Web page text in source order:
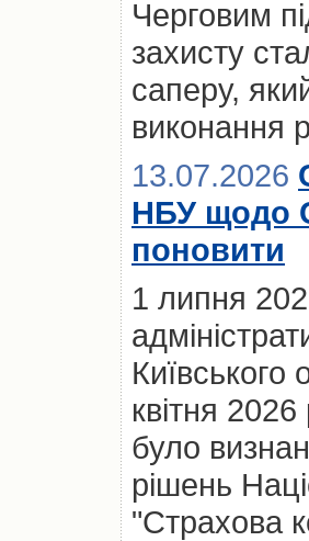
Черговим
захисту
саперу,
виконання
13.07.2026
НБУ щодо
поновити
1 липня
Київського
квітня
було
рішень
"Страхова